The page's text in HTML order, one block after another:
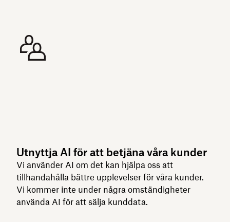
Utnyttja AI för att betjäna våra kunder
Vi använder AI om det kan hjälpa oss att
tillhandahålla bättre upplevelser för våra kunder.
Vi kommer inte under några omständigheter
använda AI för att sälja kunddata.